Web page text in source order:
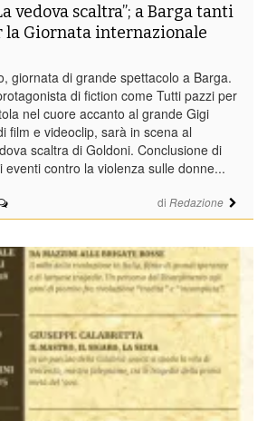
di Redazione
vedova scaltra”; a Barga tanti
Giornata internazionale
giornata di grande spettacolo a Barga.
di fiction come Tutti pazzi per
nel cuore accanto al grande Gigi
film e videoclip, sarà in scena al
scaltra di Goldoni. Conclusione di
eventi contro la violenza sulle donne...